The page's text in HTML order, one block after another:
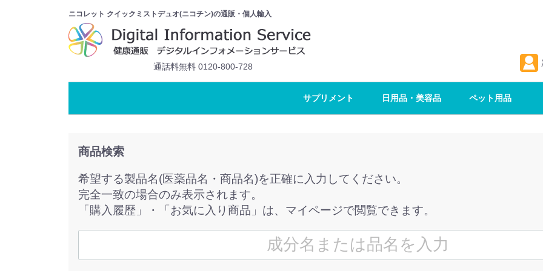
ニコレット クイックミストデュオ(ニコチン)の通販・個人輸入
通話料無料 0120-800-728
サプリメント 日用品・美容品 ペット用品
商品検索
希望する製品名(医薬品名・商品名)を正確に入力してください。
完全一致の場合のみ表示されます。
「購入履歴」・「お気に入り商品」は、マイページで閲覧できます。